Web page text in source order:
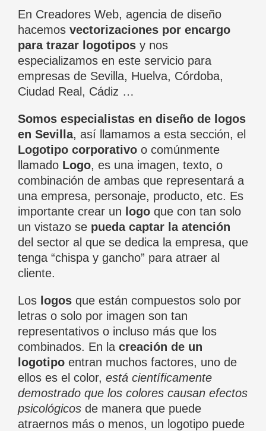
En Creadores Web, agencia de diseño
hacemos vectorizaciones por encargo
para trazar logotipos y nos
especializamos en este servicio para
empresas de Sevilla, Huelva, Córdoba,
Ciudad Real, Cádiz …
Somos especialistas en diseño de logos
en Sevilla, así llamamos a esta sección, el
Logotipo corporativo o comúnmente
llamado Logo, es una imagen, texto, o
combinación de ambas que representará a
una empresa, personaje, producto, etc. Es
importante crear un logo que con tan solo
un vistazo se pueda captar la atención
del sector al que se dedica la empresa, que
tenga “chispa y gancho” para atraer al
cliente.
Los logos que están compuestos solo por
letras o solo por imagen son tan
representativos o incluso más que los
combinados. En la creación de un
logotipo entran muchos factores, uno de
ellos es el color, está científicamente
demostrado que los colores causan efectos
psicológicos de manera que puede
atraernos más o menos, un logotipo puede